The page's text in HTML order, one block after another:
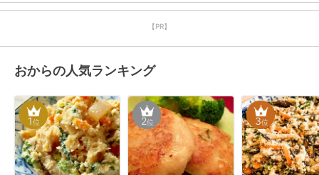
【PR】
おからの人気ランキング
1位 2位 3位